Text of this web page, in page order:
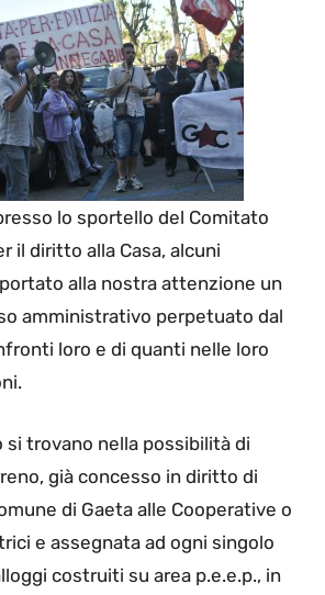
lo sportello del Comitato
il diritto alla Casa, alcuni
alla nostra attenzione un
amministrativo perpetuato dal
loro e di quanti nelle loro
si trovano nella possibilità di
già concesso in diritto di
di Gaeta alle Cooperative o
e assegnata ad ogni singolo
costruiti su area p.e.e.p., in